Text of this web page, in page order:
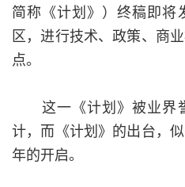
简称《计划》）终稿即将
区，进行技术、政策、商
点。
这一《计划》被业界
计，而《计划》的出台，
年的开启。